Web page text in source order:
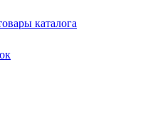
каталога